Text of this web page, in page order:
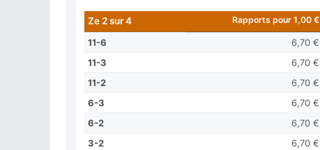
Ze 2 sur 4 Rapports pour 1,00 €
11-6
6,70 €
11-3
6,70 €
11-2
6,70 €
6-3
6,70 €
6-2
6,70 €
3-2
6,70 €